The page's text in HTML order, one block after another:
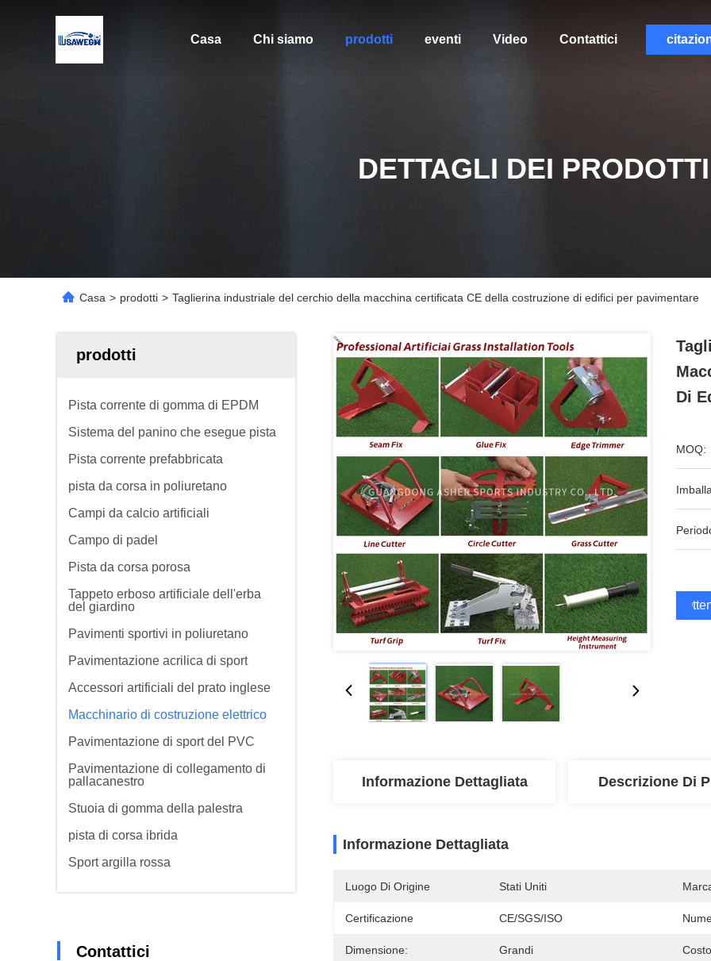
Casa Chi siamo prodotti eventi Video Contattici
DETTAGLI DEI PRODOTTI
Casa > prodotti > Taglierina industriale del cerchio della macchina certificata CE della costruzione di edifici per pavimentare
prodotti
Pista corrente di gomma di EPDM
Sistema del panino che esegue pista
Pista corrente prefabbricata
pista da corsa in poliuretano
Campi da calcio artificiali
Campo di padel
Pista da corsa porosa
Tappeto erboso artificiale dell'erba
del giardino
Pavimenti sportivi in poliuretano
Pavimentazione acrilica di sport
Accessori artificiali del prato inglese
Macchinario di costruzione elettrico
Pavimentazione di sport del PVC
Pavimentazione di collegamento di
pallacanestro
Stuoia di gomma della palestra
pista di corsa ibrida
Sport argilla rossa
Contattici
Di
MOQ:
Informazione Dettagliata Descrizione Di
Informazione Dettagliata
Luogo Di Origine Stati Uniti
Certificazione CE/SGS/ISO
Dimensione: Grandi